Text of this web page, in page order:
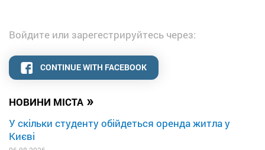
НОВИНИ МІСТА »
У скільки студенту обійдеться оренда житла у
Києві
Войдите или зарегестрируйтесь через:
CONTINUE WITH FACEBOOK